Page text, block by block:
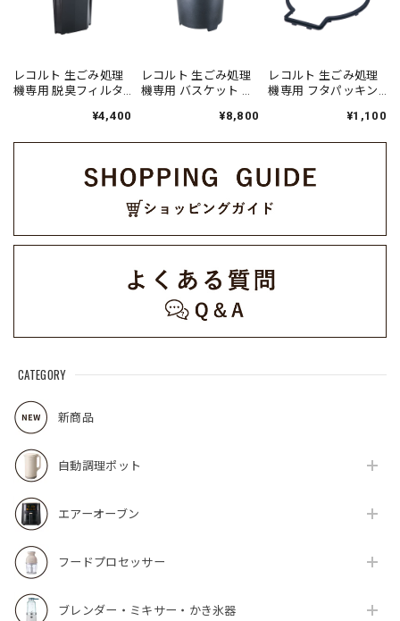
CATEGORY
新商品
自動調理ポット
エアーオーブン
フードプロセッサー
ブレンダー・ミキサー・かき氷器
レコルト 生ごみ処理
機専用 脱臭フィルタ
¥4,400
レコルト 生ごみ処理
機専用 バスケット ／
¥8,800
レコルト 生ごみ処理
機専用 フタパッキン
¥1,100